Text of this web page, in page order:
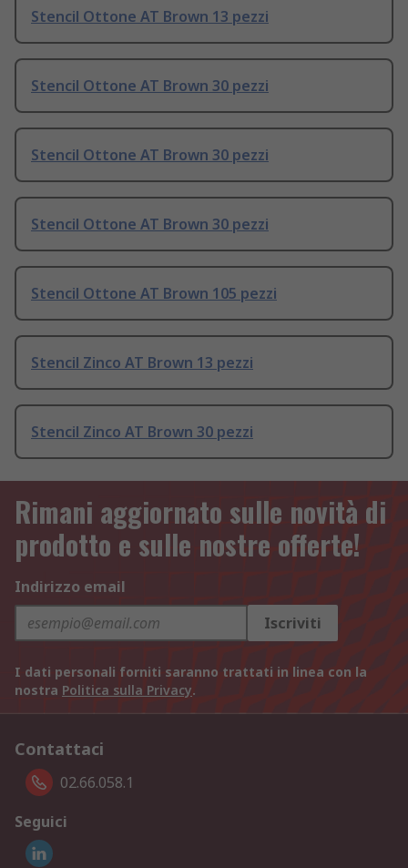
Stencil Ottone AT Brown 13 pezzi
Stencil Ottone AT Brown 30 pezzi
Stencil Ottone AT Brown 30 pezzi
Stencil Ottone AT Brown 30 pezzi
Stencil Ottone AT Brown 105 pezzi
Stencil Zinco AT Brown 13 pezzi
Stencil Zinco AT Brown 30 pezzi
Rimani aggiornato sulle novità di
prodotto e sulle nostre offerte!
Indirizzo email
Iscriviti
I dati personali forniti saranno trattati in linea con la
nostra Politica sulla Privacy.
Contattaci
02.66.058.1
Seguici